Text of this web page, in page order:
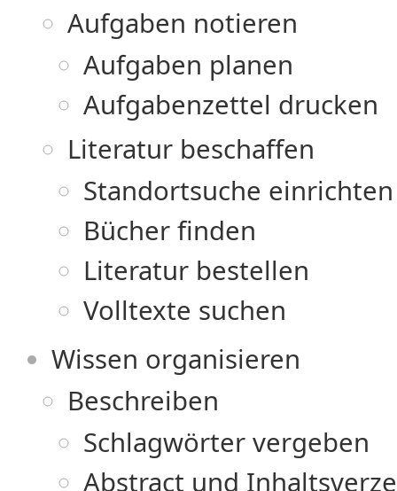
Aufgaben notieren
Aufgaben planen
Aufgabenzettel drucken
Literatur beschaffen
Standortsuche einrichten
Bücher finden
Literatur bestellen
Volltexte suchen
Wissen organisieren
Beschreiben
Schlagwörter vergeben
Abstract und